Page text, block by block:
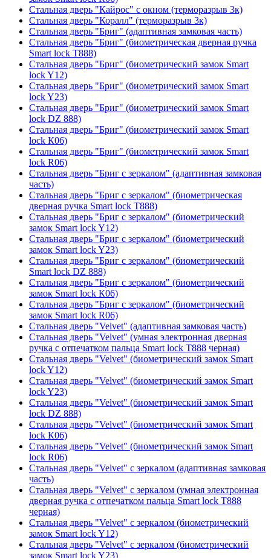
Стальная дверь "Кайрос" с окном (терморазрыв 3к)
Стальная дверь "Коралл" (терморазрыв 3к)
Стальная дверь "Бриг" (адаптивная замковая часть)
Стальная дверь "Бриг" (биометрическая дверная ручка
Smart lock T888)
Стальная дверь "Бриг" (биометрический замок Smart
lock Y12)
Стальная дверь "Бриг" (биометрический замок Smart
lock Y23)
Стальная дверь "Бриг" (биометрический замок Smart
lock DZ 888)
Стальная дверь "Бриг" (биометрический замок Smart
lock К06)
Стальная дверь "Бриг" (биометрический замок Smart
lock R06)
Стальная дверь "Бриг с зеркалом" (адаптивная замковая
часть)
Стальная дверь "Бриг с зеркалом" (биометрическая
дверная ручка Smart lock T888)
Стальная дверь "Бриг с зеркалом" (биометрический
замок Smart lock Y12)
Стальная дверь "Бриг с зеркалом" (биометрический
замок Smart lock Y23)
Стальная дверь "Бриг с зеркалом" (биометрический
Smart lock DZ 888)
Стальная дверь "Бриг с зеркалом" (биометрический
замок Smart lock К06)
Стальная дверь "Бриг с зеркалом" (биометрический
замок Smart lock R06)
Стальная дверь "Velvet" (адаптивная замковая часть)
Стальная дверь "Velvet" (умная электронная дверная
ручка с отпечатком пальца Smart lock T888 черная)
Стальная дверь "Velvet" (биометрический замок Smart
lock Y12)
Стальная дверь "Velvet" (биометрический замок Smart
lock Y23)
Стальная дверь "Velvet" (биометрический замок Smart
lock DZ 888)
Стальная дверь "Velvet" (биометрический замок Smart
lock К06)
Стальная дверь "Velvet" (биометрический замок Smart
lock R06)
Стальная дверь "Velvet" с зеркалом (адаптивная замковая
часть)
Стальная дверь "Velvet" с зеркалом (умная электронная
дверная ручка с отпечатком пальца Smart lock T888
черная)
Стальная дверь "Velvet" с зеркалом (биометрический
замок Smart lock Y12)
Стальная дверь "Velvet" с зеркалом (биометрический
замок Smart lock Y23)